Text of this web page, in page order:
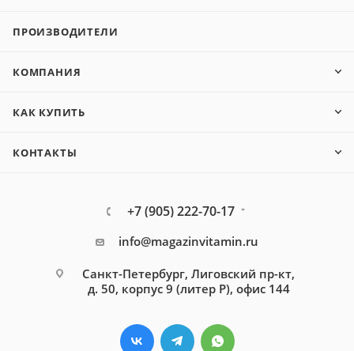
ПРОИЗВОДИТЕЛИ
КОМПАНИЯ
КАК КУПИТЬ
КОНТАКТЫ
+7 (905) 222-70-17
info@magazinvitamin.ru
Санкт-Петербург, Лиговский пр-кт,
д. 50, корпус 9 (литер Р), офис 144